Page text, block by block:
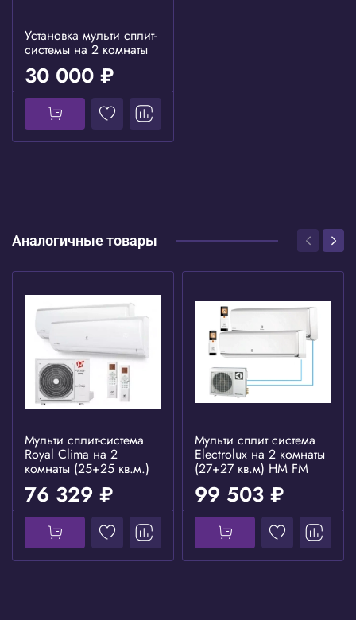
Установка мульти сплит-
системы на 2 комнаты
30 000 ₽
Аналогичные товары
Мульти сплит-система
Royal Clima на 2
комнаты (25+25 кв.м.)
76 329 ₽
Мульти сплит система
Electrolux на 2 комнаты
(27+27 кв.м) HM FM
99 503 ₽